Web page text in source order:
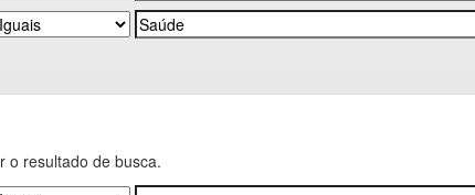
o resultado de busca.